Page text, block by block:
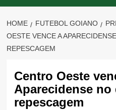
HOME FUTEBOL GOIANO
OESTE VENCE A
REPESCAGEM
Centro Oeste
Aparecidense
repescagem